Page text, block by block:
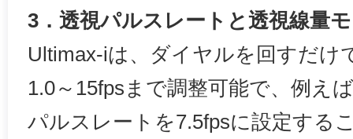
3．透視パルスレートと透視線量
Ultimax-iは、ダイヤルを回すだけ
1.0～15fpsまで調整可能で、例え
パルスレートを7.5fpsに設定する